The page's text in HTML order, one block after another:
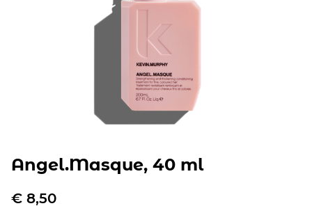
Angel.Masque, 40 ml
€ 8,50